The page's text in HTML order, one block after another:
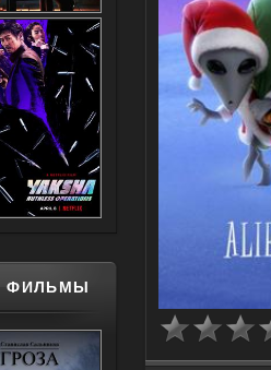
ФИЛЬМЫ